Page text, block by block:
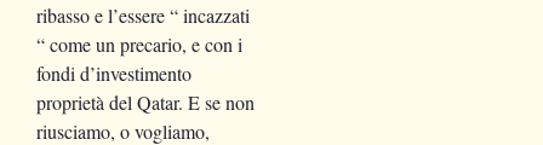
ribasso e l’essere “ incazzati
“ come un precario, e con i
fondi d’investimento
proprietà del Qatar. E se non
riusciamo, o vogliamo,